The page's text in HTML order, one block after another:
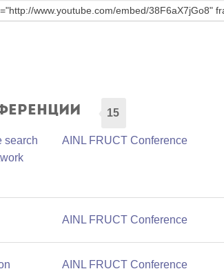
15
search
AINL FRUCT Conference
AINL FRUCT Conference
AINL FRUCT Conference